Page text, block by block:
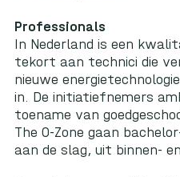
Professionals
In Nederland is een
tekort aan technici die
nieuwe
in. De initiatiefnemers
toename van
The O-Zone gaan
aan de slag, uit binnen-